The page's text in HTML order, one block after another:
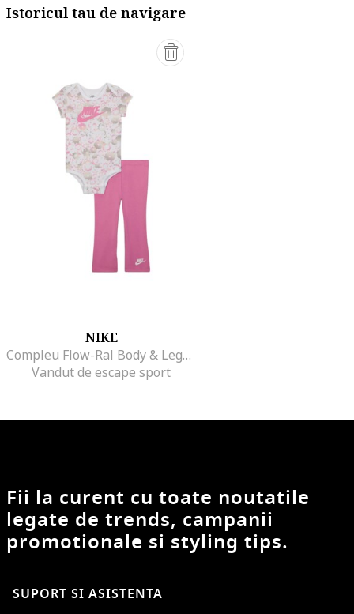
Istoricul tau de navigare
NIKE
Compleu Flow-Ral Body & Legging 43924
Vandut de escape sport
Fii la curent cu toate noutatile
legate de trends, campanii
promotionale si styling tips.
SUPORT SI ASISTENTA